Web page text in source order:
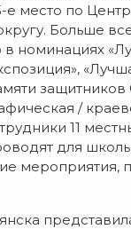
е место по
Больше
номинациях
защитников
/
11
для
мероприятия,